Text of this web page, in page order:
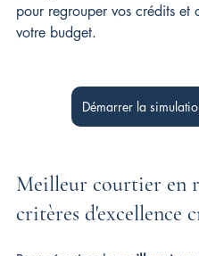
pour regrouper vos crédits et
votre budget.
Démarrer la
Meilleur courtier en
critères d'excellence